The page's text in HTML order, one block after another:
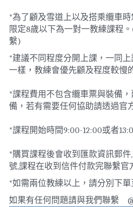
*為了顧及雪道上以及搭乘纜車
限定8歲以下為一對一教練課程
繫)
*建議不同程度分開上課，一同
一樣，教練會優先顧及程度較慢
*課程費用不包含纜車票與裝備
備，若有需要任何協助請透過官
*課程開始時間9:00-12:00或者
*購買課程後會收到匯款資訊郵
號,課程在收到信件付款完聯繫官
*如需兩位教練以上，請分別下單
如果有任何問題請與我們聯繫　